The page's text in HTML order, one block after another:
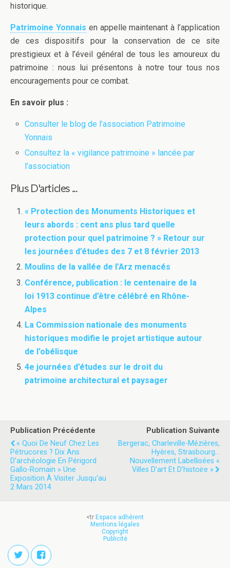
historique.
Patrimoine Yonnais en appelle maintenant à l’application
de ces dispositifs pour la conservation de ce site
prestigieux et à l’éveil général de tous les amoureux du
patrimoine : nous lui présentons à notre tour tous nos
encouragements pour ce combat.
En savoir plus :
Consulter le blog de l’association Patrimoine
Yonnais
Consultez la « vigilance patrimoine » lancée par
l’association
Plus D'articles ...
« Protection des Monuments Historiques et
leurs abords : cent ans plus tard quelle
protection pour quel patrimoine ? » Retour sur
les journées d’études des 7 et 8 février 2013
Moulins de la vallée de l’Arz menacés
Conférence, publication : le centenaire de la
loi 1913 continue d’être célébré en Rhône-
Alpes
La Commission nationale des monuments
historiques modifie le projet artistique autour
de l’obélisque
4e journées d’études sur le droit du
patrimoine architectural et paysager
Publication Précédente
« Quoi De Neuf Chez Les
Pétrucores ? Dix Ans
D’archéologie En Périgord
Gallo-Romain » Une
Exposition À Visiter Jusqu’au
2 Mars 2014
Publication Suivante
Bergerac, Charleville-Mézières,
Hyères, Strasbourg…
Nouvellement Labellisées «
Villes D’art Et D’histoire »
<tr Espace adhérent
Mentions légales
Copyright
Publicité